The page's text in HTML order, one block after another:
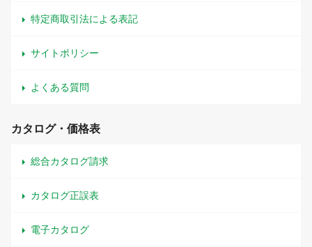
特定商取引法による表記
サイトポリシー
よくある質問
カタログ・価格表
総合カタログ請求
カタログ正誤表
電子カタログ